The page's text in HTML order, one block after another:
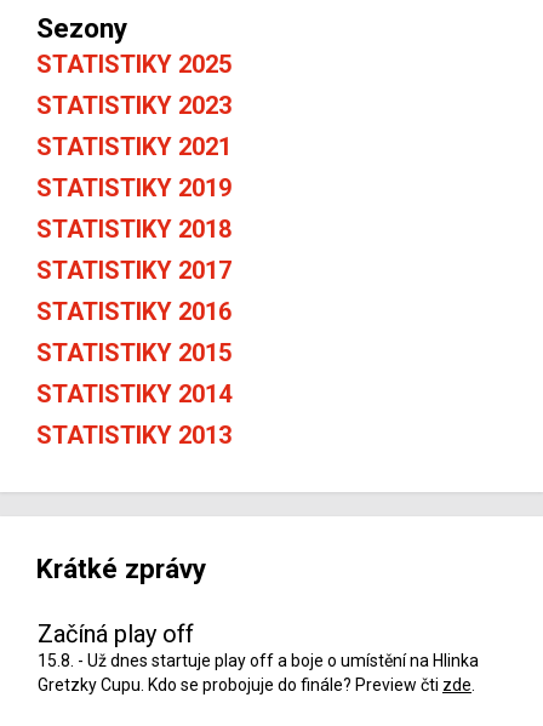
Sezony
STATISTIKY 2025
STATISTIKY 2023
STATISTIKY 2021
STATISTIKY 2019
STATISTIKY 2018
STATISTIKY 2017
STATISTIKY 2016
STATISTIKY 2015
STATISTIKY 2014
STATISTIKY 2013
Krátké zprávy
Začíná play off
15.8. - Už dnes startuje play off a boje o umístění na Hlinka
Gretzky Cupu. Kdo se probojuje do finále? Preview čti zde